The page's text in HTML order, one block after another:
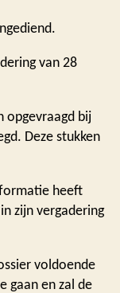
van 28
opgevraagd bij
Deze stukken
heeft
zijn vergadering
voldoende
gaan en zal de